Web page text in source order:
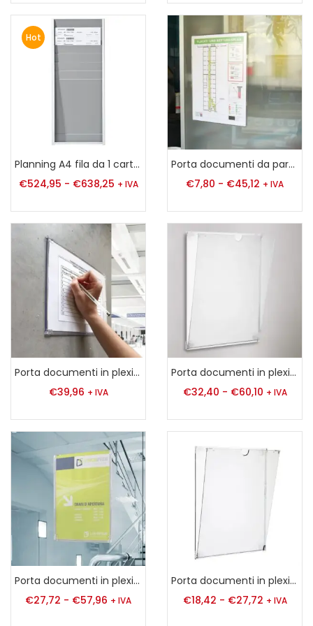
Hot
Planning A4 fila da 1 cartelle
€524,95 - €638,25 + IVA
Porta documenti da parete con biadesivo trasparente A3|A4|A5|A6|A7|A8|
€7,80 - €45,12 + IVA
Porta documenti in plexiglass con biadesivo A4
€39,96 + IVA
Porta documenti in plexiglass con biadesivo A4|A3|A – con calamite
€32,40 - €60,10 + IVA
Porta documenti in plexiglass con biadesivo A4|A3|A5
€27,72 - €57,96 + IVA
Porta documenti in plexiglass con biadesivo A4|A5|
€18,42 - €27,72 + IVA